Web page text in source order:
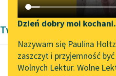
Katalog DAISY
Podkasty o książkach
Aktualności
„Prokurator Alicja Horn”
Dzień dobry moi kochani.
Nazywam się Paulina
zaszczyt i przyjemność
Wolnych Lektur. Wolne
Twórczość Kornela